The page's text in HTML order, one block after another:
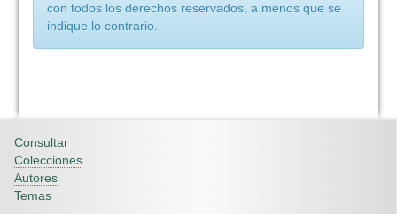
con todos los derechos reservados, a menos que se
indique lo contrario.
Consultar
Colecciones
Autores
Temas